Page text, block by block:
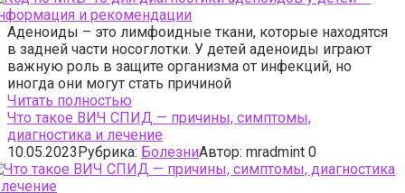
Аденоиды – это лимфоидные ткани, которые находятся
в задней части носоглотки. У детей аденоиды играют
важную роль в защите организма от инфекций, но
иногда они могут стать причиной
Читать полностью
Что такое ВИЧ СПИД — причины, симптомы,
диагностика и лечение
10.05.2023Рубрика: БолезниАвтор: mradmint 0